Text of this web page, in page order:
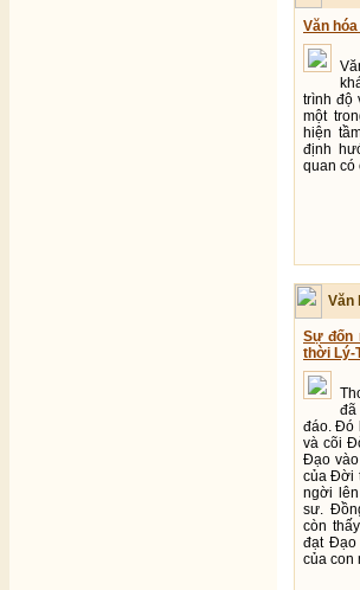
Văn
trình độ
một
hiện
định
quan có
Văn
Sự đốn
thời Lý-
đã
đáo. Đó
và cõi
Đạo
của Đời
ngời
sư.
còn
đạt Đạo
của con